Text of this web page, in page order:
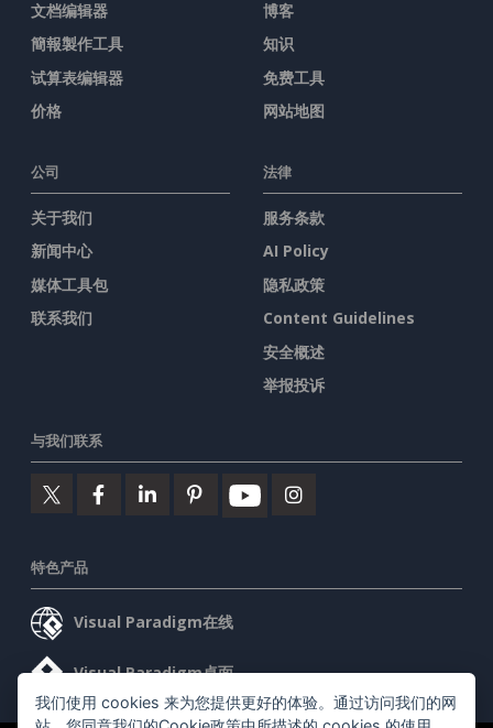
文档编辑器
簡報製作工具
试算表编辑器
价格
博客
知识
免费工具
网站地图
公司
关于我们
新闻中心
媒体工具包
联系我们
法律
服务条款
AI Policy
隐私政策
Content Guidelines
安全概述
举报投诉
与我们联系
特色产品
Visual Paradigm在线
Visual Paradigm桌面
我们使用 cookies 来为您提供更好的体验。通过访问我们的网